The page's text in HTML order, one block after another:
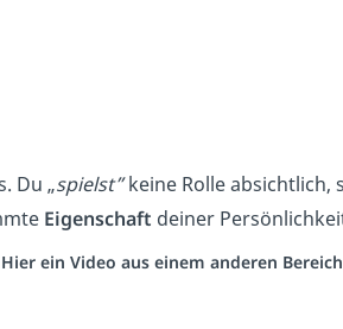
Du „spielst”keine Rolle absichtlich,
Eigenschaft deiner
ein Video aus einem anderen Bereich